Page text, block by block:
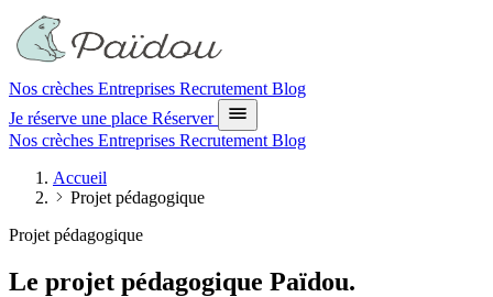
Nos crèches Entreprises Recrutement Blog
Je réserve une place Réserver
Nos crèches Entreprises Recrutement Blog
Accueil
Projet pédagogique
Projet pédagogique
Le projet pédagogique Païdou.